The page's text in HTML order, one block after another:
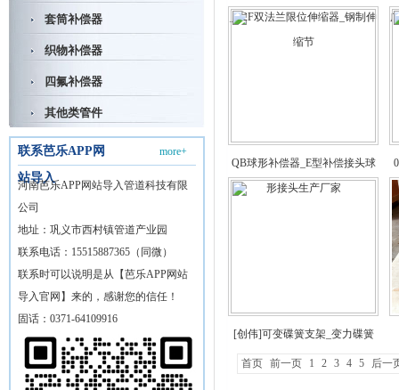
套筒补偿器
织物补偿器
四氟补偿器
其他类管件
联系芭乐APP网
站导入
more+
河南芭乐APP网站导入管道科技有限
公司
地址：巩义市西村镇管道产业园
联系电话：15515887365​（同微）
联系时可以说明是从【芭乐APP网站
导入官网】来的，感谢您的信任！
固话：0371-64109916
_B2F双法兰限位伸缩器_钢制伸
缩节
QB球形补偿器_E型补偿接头球
形接头生产厂家
[创伟]可变碟簧支架_变力碟簧
支架_碟簧支吊架
首页 前一页 1 2 3 4 5 后一